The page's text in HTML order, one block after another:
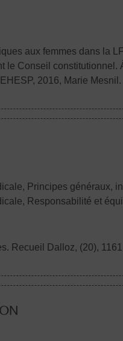
aux femmes dans la
le Conseil
2016, Marie Mesnil.
Principes généraux,
Responsabilité et
Recueil Dalloz, (20),